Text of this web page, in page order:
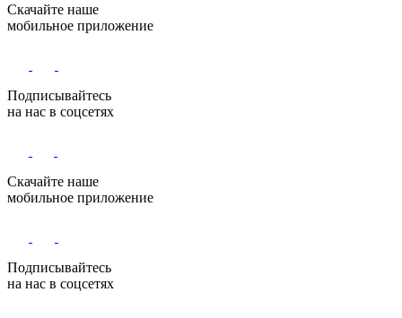
Скачайте наше
мобильное приложение
Подписывайтесь
на нас в соцсетях
Скачайте наше
мобильное приложение
Подписывайтесь
на нас в соцсетях